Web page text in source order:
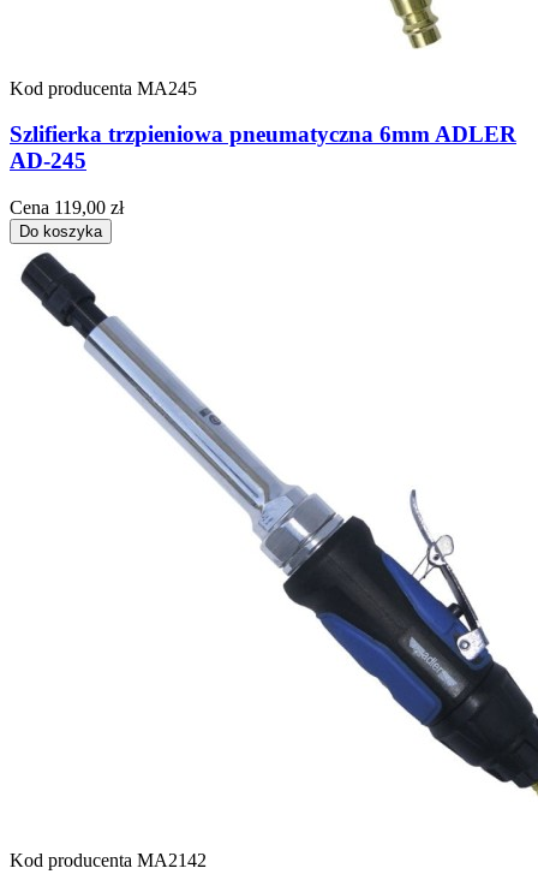
Kod producenta MA245
Szlifierka trzpieniowa pneumatyczna 6mm ADLER
AD-245
Cena 119,00 zł
Do koszyka
Kod producenta MA2142